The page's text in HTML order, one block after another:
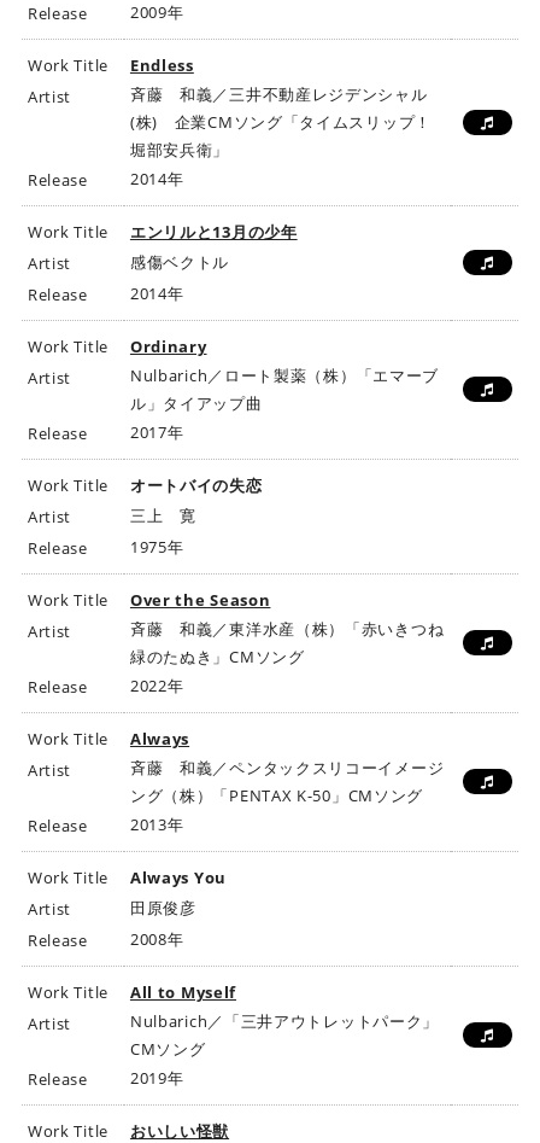
Release
2009年
Work Title
Endless
Artist
斉藤 和義／三井不動産レジデンシャル
(株) 企業CMソング「タイムスリップ！
堀部安兵衛」
Release
2014年
Work Title
エンリルと13月の少年
Artist
感傷ベクトル
Release
2014年
Work Title
Ordinary
Artist
Nulbarich／ロート製薬（株）「エマーブ
ル」タイアップ曲
Release
2017年
Work Title
オートバイの失恋
Artist
三上 寛
Release
1975年
Work Title
Over the Season
Artist
斉藤 和義／東洋水産（株）「赤いきつね
緑のたぬき」CMソング
Release
2022年
Work Title
Always
Artist
斉藤 和義／ペンタックスリコーイメージ
ング（株）「PENTAX K-50」CMソング
Release
2013年
Work Title
Always You
Artist
田原俊彦
Release
2008年
Work Title
All to Myself
Artist
Nulbarich／「三井アウトレットパーク」
CMソング
Release
2019年
Work Title
おいしい怪獣